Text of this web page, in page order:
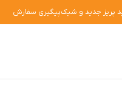
پریز جدید و شیکپیگیری سفارش